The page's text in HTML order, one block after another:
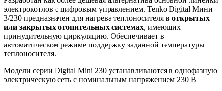
электрокотлов с цифровым управлением. Tenko Digital Мини
3/230 предназначен для нагрева теплоносителя в открытых
или закрытых отопительных системах, имеющих
принудительную циркуляцию. Обеспечивает в
автоматическом режиме поддержку заданной температуры
теплоносителя.
Модели серии Digital Mini 230 устанавливаются в однофазную
электрическую сеть с номинальным напряжением 230 В